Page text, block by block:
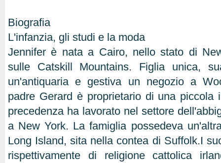
Biografia
L'infanzia, gli studi e la moda
Jennifer è nata a Cairo, nello stato di
sulle Catskill Mountains. Figlia unica,
un'antiquaria e gestiva un negozio a
padre Gerard è proprietario di una piccola
precedenza ha lavorato nel settore
a New York. La famiglia possedeva
Long Island, sita nella contea di Suffolk.I
rispettivamente di religione cattolica